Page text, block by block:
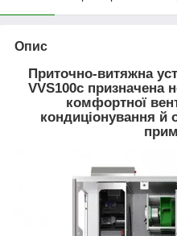
Опис
Приточно-витяжна
VVS100c призначена
комфортної
кондиціонування й